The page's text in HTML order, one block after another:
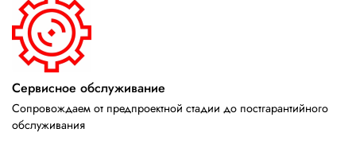
Сервисное обслуживание
Сопровождаем от предпроектной стадии до постгарантийного
обслуживания